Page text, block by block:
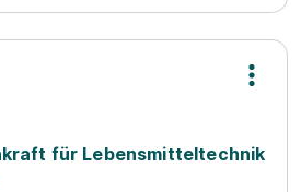
für Lebensmitteltechnik